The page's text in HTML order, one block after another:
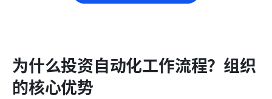
为什么投资自动化工作流程？组织
的核心优势